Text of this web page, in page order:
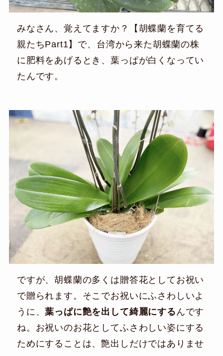
みなさん、覚えてますか？【胡蝶蘭を育てる
親たちPart1】で、台湾から来た胡蝶蘭の株
に肥料をあげるとき、葉っぱが白くなってい
たんです。
ですが、胡蝶蘭の多くは贈答花としてお祝い
で贈られます。そこでお祝いにふさわしいよ
うに、葉っぱに艶を出して綺麗にする んです
ね。お祝いのお花としてふさわしい姿にする
ためにすることは、艶出しだけではありませ